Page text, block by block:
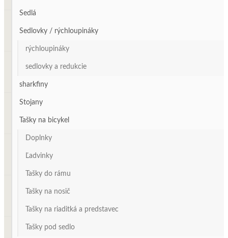
Sedlá
Sedlovky / rýchloupináky
rýchloupináky
sedlovky a redukcie
sharkfiny
Stojany
Tašky na bicykel
Doplnky
Ľadvinky
Tašky do rámu
Tašky na nosič
Tašky na riaditká a predstavec
Tašky pod sedlo